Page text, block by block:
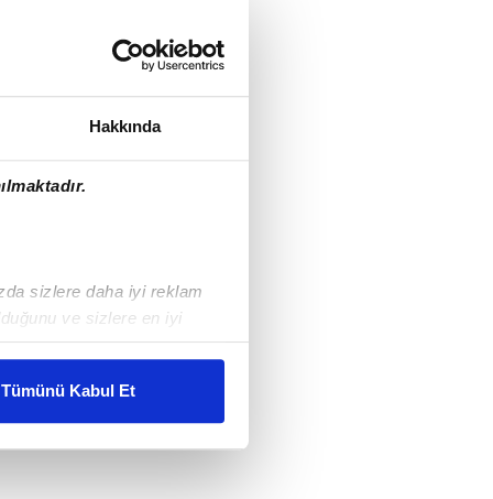
Hakkında
sizlere daha iyi reklam
ve sizlere en iyi
karşılamak
gösterilmeyecektir."
kullanılmaktadır. Bu
Tümünü Kabul Et